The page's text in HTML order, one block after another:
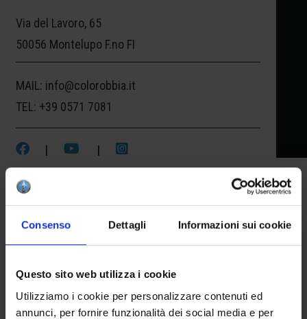
Consenso Dettagli Informazioni sui cookie
Questo sito web utilizza i cookie
Utilizziamo i cookie per personalizzare contenuti ed
annunci, per fornire funzionalità dei social media e per
Via del Lavoro, 65
50056 Montelupo F.no FI
MAIL: info@colorobbia.it
TEL: +39 0571 7081
| |
€10.00